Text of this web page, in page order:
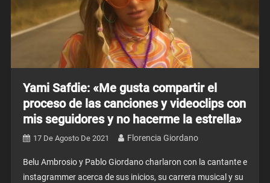
Yami Safdie: «Me gusta compartir el
proceso de las canciones y videoclips con
mis seguidores y no hacerme la estrella»
17 De Agosto De 2021 Florencia Giordano
Belu Ambrosio y Pablo Giordano charlaron con la cantante e
instagrammer acerca de sus inicios, su carrera musical y su